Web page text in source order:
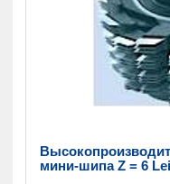
мини-шипа Z = 6